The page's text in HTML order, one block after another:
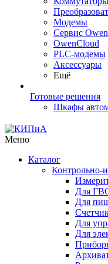
Модемы
Сервис
OwenCloud
PLC-модемы
Аксессуары
Ещё
Готовые решения
Шкафы
Меню
Каталог
Контрольно-
Для
Для
Для
Для